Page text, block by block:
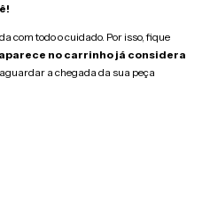
com todo o cuidado. Por isso, fique
no carrinho já considera
a chegada da sua peça